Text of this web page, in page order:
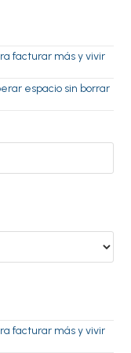
facturar más y vivir
espacio sin borrar
facturar más y vivir